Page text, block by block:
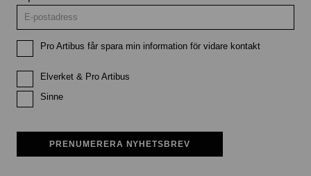
Pro Artibus får spara min information för vidare kontakt
Elverket & Pro Artibus
Sinne
PRENUMERERA NYHETSBREV